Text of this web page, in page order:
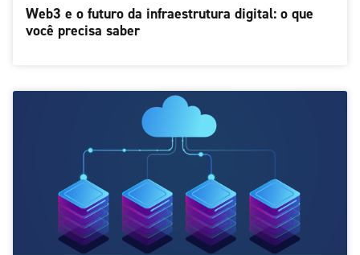
Web3 e o futuro da infraestrutura digital: o que
você precisa saber